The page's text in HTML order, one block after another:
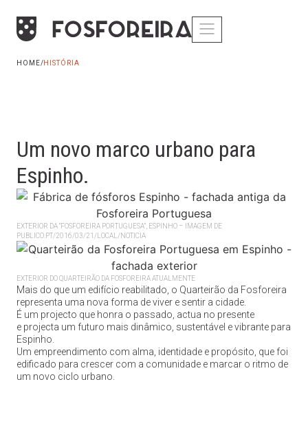
HOME/HISTÓRIA
Um novo marco urbano para
Espinho.
EXTERIOR DA “FOSFOREIRA PORTUGUESA”, ESPINHO – IMAGEM DE
PUBLICO.PT/2016/03/21/LOCAL/NOTICIA
EXTERIOR DO QUARTEIRÃO DA FOSFOREIRA ATUALMENTE
Mais do que um edifício reabilitado, o Quarteirão da Fosforeira
representa uma nova forma de viver e sentir a cidade.
É um projecto que honra o passado, actua no presente
e projecta um futuro mais dinâmico, sustentável e vibrante para
Espinho.
Um empreendimento com alma, identidade e propósito, que foi
edificado para crescer com a comunidade e marcar o ritmo de
um novo ciclo urbano.